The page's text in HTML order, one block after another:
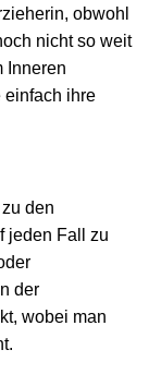
obwohl
nicht so weit
Inneren
einfach ihre
den
jeden Fall zu
der
wobei man